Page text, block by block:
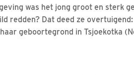
was het jong groot en sterk
redden? Dat deed ze
geboortegrond in Tsjoekotka